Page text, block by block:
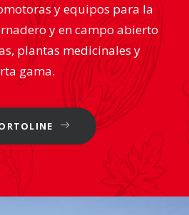
y equipos para la
y en campo abierto
plantas medicinales y
gama.